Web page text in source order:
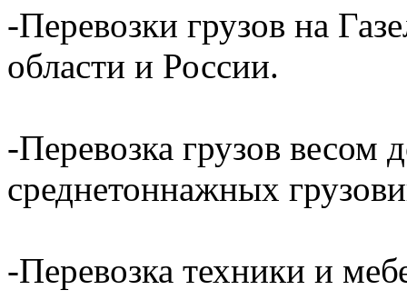
-Перевозки грузов на
области и России.
-Перевозка грузов весом
среднетоннажных
-Перевозка техники и